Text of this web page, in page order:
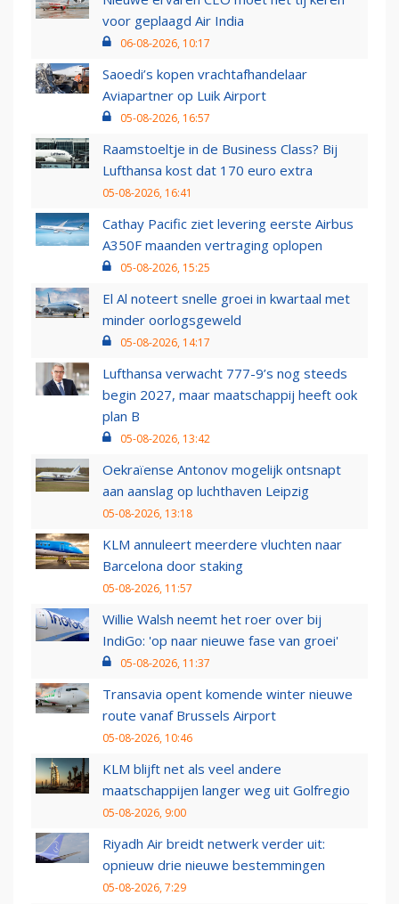
voor geplaagd Air India
06-08-2026, 10:17
Saoedi’s kopen vrachtafhandelaar
Aviapartner op Luik Airport
05-08-2026, 16:57
Raamstoeltje in de Business Class? Bij
Lufthansa kost dat 170 euro extra
05-08-2026, 16:41
Cathay Pacific ziet levering eerste Airbus
A350F maanden vertraging oplopen
05-08-2026, 15:25
El Al noteert snelle groei in kwartaal met
minder oorlogsgeweld
05-08-2026, 14:17
Lufthansa verwacht 777-9’s nog steeds
begin 2027, maar maatschappij heeft ook
plan B
05-08-2026, 13:42
Oekraïense Antonov mogelijk ontsnapt
aan aanslag op luchthaven Leipzig
05-08-2026, 13:18
KLM annuleert meerdere vluchten naar
Barcelona door staking
05-08-2026, 11:57
Willie Walsh neemt het roer over bij
IndiGo: 'op naar nieuwe fase van groei'
05-08-2026, 11:37
Transavia opent komende winter nieuwe
route vanaf Brussels Airport
05-08-2026, 10:46
KLM blijft net als veel andere
maatschappijen langer weg uit Golfregio
05-08-2026, 9:00
Riyadh Air breidt netwerk verder uit:
opnieuw drie nieuwe bestemmingen
05-08-2026, 7:29